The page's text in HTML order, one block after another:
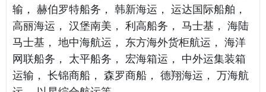
输， 赫伯罗特船务， 韩新海运， 运达国际船舶，
高丽海运， 汉堡南美， 利高船务， 马士基， 海陆
马士基， 地中海航运， 东方海外货柜航运， 海洋
网联船务， 太平船务， 宏海箱运， 中外运集装箱
运输， 长锦商船， 森罗商船， 德翔海运， 万海航